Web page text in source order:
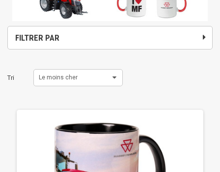
FILTRER PAR
Tri Le moins cher